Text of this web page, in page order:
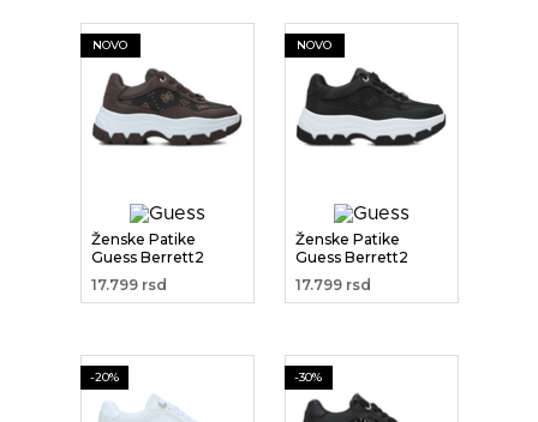
Ženske Patike
Guess Berrett2
17.799 rsd
NOVO
Ženske Patike
Guess Berrett2
17.799 rsd
NOVO
-20% -30%